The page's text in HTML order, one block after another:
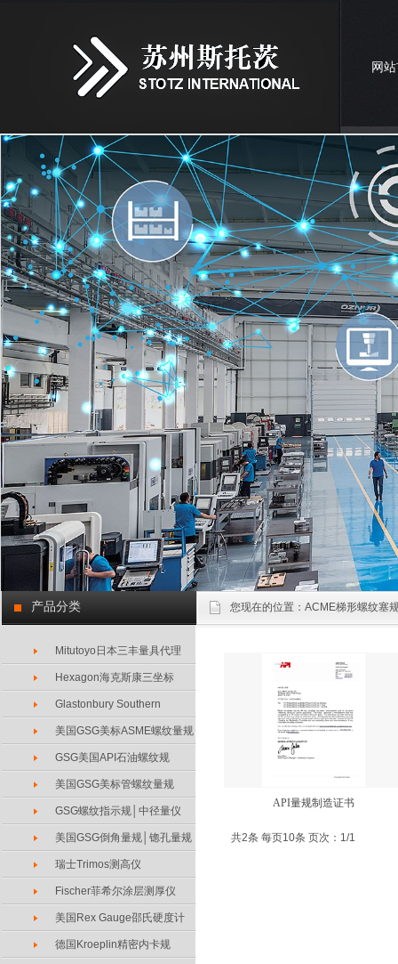
网
联
您现在的位置： ACME梯形螺纹塞
产品分类
Mitutoyo日本三丰量具代理
Hexagon海克斯康三坐标
Glastonbury Southern
美国GSG美标ASME螺纹量规
GSG美国API石油螺纹规
美国GSG美标管螺纹量规
GSG螺纹指示规│中径量仪
美国GSG倒角量规│锪孔量规
瑞士Trimos测高仪
Fischer菲希尔涂层测厚仪
美国Rex Gauge邵氏硬度计
德国Kroeplin精密内卡规
API量规制造证书
共2条 每页10条 页次：1/1